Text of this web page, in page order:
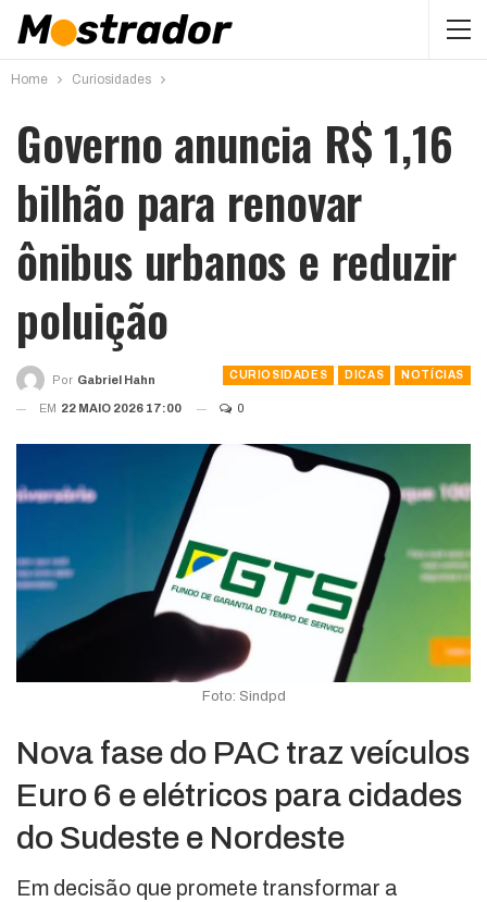
Home Curiosidades
Governo anuncia R$ 1,16
bilhão para renovar
ônibus urbanos e reduzir
poluição
CURIOSIDADES DICAS NOTÍCIAS
Por Gabriel Hahn
EM 22 MAIO 2026 17:00 0
Foto: Sindpd
Nova fase do PAC traz veículos
Euro 6 e elétricos para cidades
do Sudeste e Nordeste
Em decisão que promete transformar a